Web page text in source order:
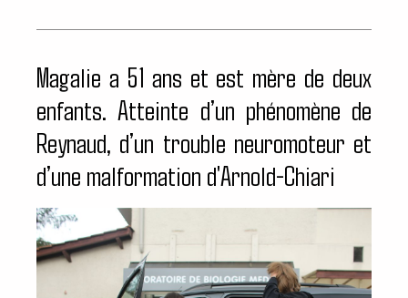
Magalie a 51 ans et est mère de deux
enfants. Atteinte d’un phénomène de
Reynaud, d’un trouble neuromoteur et
d’une malformation d'Arnold-Chiari